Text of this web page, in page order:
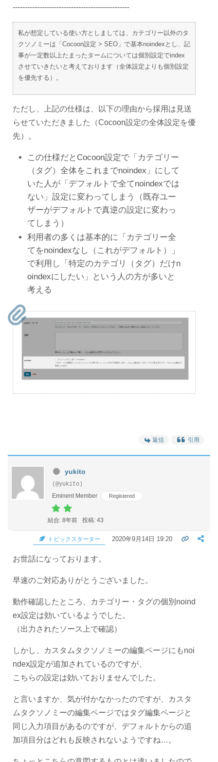
------------------------------------------------
私が想定している使い方としましては、カテゴリー以外のタ
クソノミーは「Cocoon設定 > SEO」で基本noindexとし、記
事が一定数以上たまったタームについては個別設定でindex
させていきたいと考えております（全体設定よりも個別設定
を優先する）。
ただし、上記の仕様は、以下の理由から採用は見送
らせていただきました（Cocoon設定の全体設定を優
先）。
この仕様だとCocoon設定で「カテゴリー
（タグ）全体をこれまでnoindex」にして
いた人が「デフォルトで全てnoindexでは
ない」設定に変わってしまう（既存ユー
ザーがデフォルトで真逆の設定に変わっ
てしまう）
利用者の多くは基本的に「カテゴリー全
てをnoindexなし（これがデフォルト）」
で利用し「特定のカテゴリ（タグ）だけn
oindexにしたい」という人の方が多いと
考える
返信 引用
yukito
(@yukito)
Eminent Member
Registered
結合: 8年前 投稿: 43
トピックスターター 2020年9月14日 19:20
お世話になっております。
早速のご対応ありがとうございました。
動作確認したところ、カテゴリー・タグの個別noind
ex設定は効いているようでした。
（出力されたソース上で確認）
しかし、カスタムタクソノミーの編集ページにもnoi
ndex設定が追加されているのですが、
こちらの設定は効いておりませんでした。
と言いますか、気が付かなかったのですが、カスタ
ムタクソノミーの編集ページではタグ編集ページと
同じ入力項目があるのですが、デフォルトからの追
加項目分はどれも反映されないようですね…。